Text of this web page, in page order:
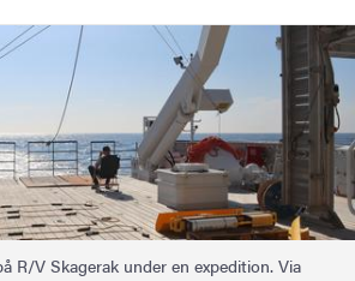
R/V Skagerak under en expedition. Via